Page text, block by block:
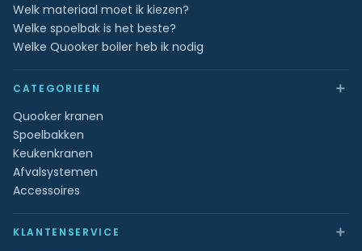
Welk materiaal moet ik kiezen?
Welke spoelbak is het beste?
Welke Quooker boiler heb ik nodig
CATEGORIEEN ＋
Quooker kranen
Spoelbakken
Keukenkranen
Afvalsystemen
Accessoires
KLANTENSERVICE ＋